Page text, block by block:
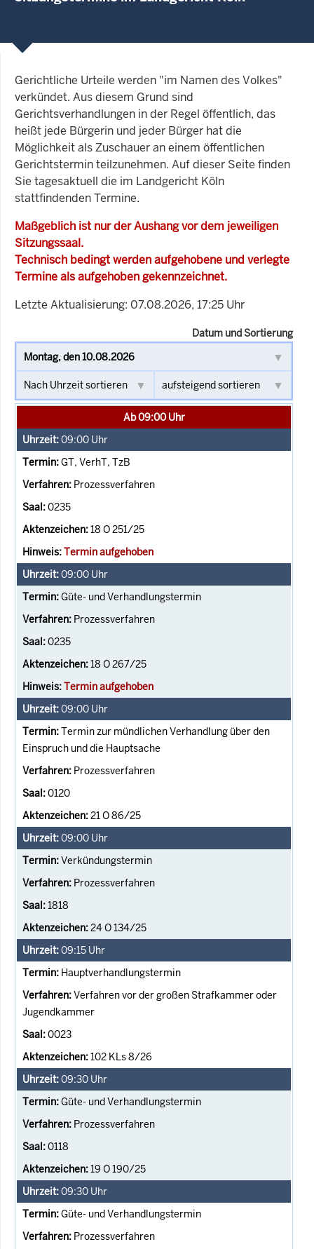
Gerichtliche Urteile werden "im Namen des Volkes"
verkündet. Aus diesem Grund sind
Gerichtsverhandlungen in der Regel öffentlich, das
heißt jede Bürgerin und jeder Bürger hat die
Möglichkeit als Zuschauer an einem öffentlichen
Gerichtstermin teilzunehmen. Auf dieser Seite finden
Sie tagesaktuell die im Landgericht Köln
stattfindenden Termine.
Maßgeblich ist nur der Aushang vor dem jeweiligen
Sitzungssaal.
Technisch bedingt werden aufgehobene und verlegte
Termine als aufgehoben gekennzeichnet.
Letzte Aktualisierung: 07.08.2026, 17:25 Uhr
Datum und Sortierung
Ab 09:00 Uhr
09:00 Uhr
GT, VerhT, TzB
Prozessverfahren
0235
18 O 251/25
Termin aufgehoben
09:00 Uhr
Güte- und Verhandlungstermin
Prozessverfahren
0235
18 O 267/25
Termin aufgehoben
09:00 Uhr
Termin zur mündlichen Verhandlung über den
Einspruch und die Hauptsache
Prozessverfahren
0120
21 O 86/25
09:00 Uhr
Verkündungstermin
Prozessverfahren
1818
24 O 134/25
09:15 Uhr
Hauptverhandlungstermin
Verfahren vor der großen Strafkammer oder
Jugendkammer
0023
102 KLs 8/26
09:30 Uhr
Güte- und Verhandlungstermin
Prozessverfahren
0118
19 O 190/25
09:30 Uhr
Güte- und Verhandlungstermin
Prozessverfahren